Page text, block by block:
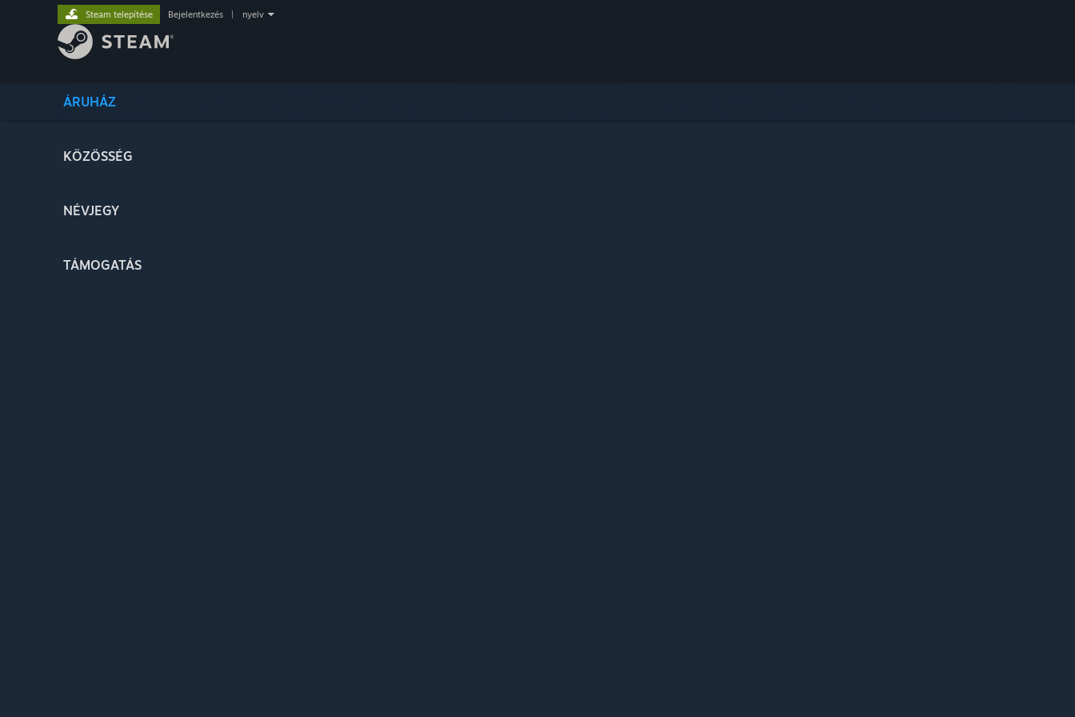
ÁRUHÁZ
KÖZÖSSÉG
NÉVJEGY
TÁMOGATÁS
Steam telepítése Bejelentkezés nyelv